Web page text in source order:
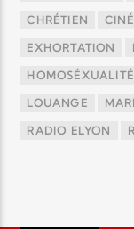
CHRÉTIEN
EXHORTATION
HOMOSÉXUALITÉ
LOUANGE
RADIO ELYON